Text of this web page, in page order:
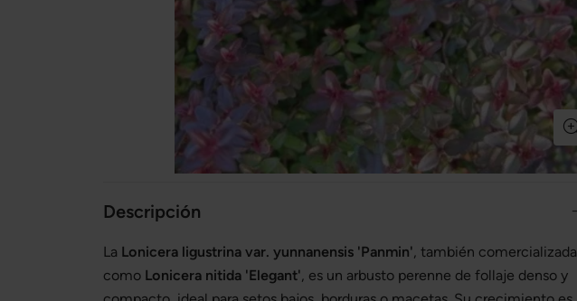
Descripción
La Lonicera ligustrina var. yunnanensis 'Panmin', también comercializada
como Lonicera nitida 'Elegant', es un arbusto perenne de follaje denso y